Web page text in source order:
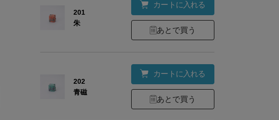
201
朱
カートに入れる
あとで買う
202
青磁
カートに入れる
あとで買う